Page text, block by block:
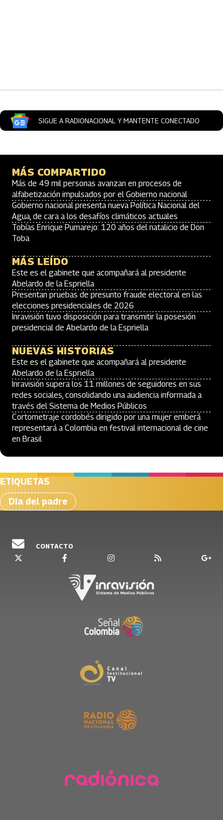
SIGUE A RADIONACIONAL Y MANTENTE CONECTADO
MÁS COMPARTIDO
Más de 49 mil personas avanzan en procesos de
alfabetización impulsados por el Gobierno nacional
Gobierno nacional presenta nueva Política Nacional del
Agua, de cara a los desafíos climáticos actuales
Tobías Enrique Pumarejo: 120 años del natalicio de Don
Toba
MÁS LEÍDO
Este es el gabinete que acompañará al presidente
Abelardo de la Espriella
Presentan pruebas de presunto fraude electoral en las
elecciones presidenciales de 2026
Inravisión tuvo disposición para transmitir la posesión
presidencial de Abelardo de la Espriella
NUEVAS HISTORIAS
Este es el gabinete que acompañará al presidente
Abelardo de la Espriella
Inravisión supera los 11 millones de seguidores en sus
redes sociales, consolidando una audiencia informada a
través del Sistema de Medios Públicos
Cortometraje cordobés dirigido por una mujer emberá
representará a Colombia en festival internacional de cine
en Brasil
ETIQUETAS
Dia del padre
CONTACTO